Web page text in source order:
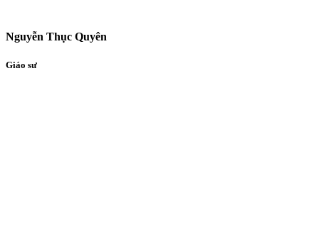
Nguyễn Thục Quyên
Giáo sư